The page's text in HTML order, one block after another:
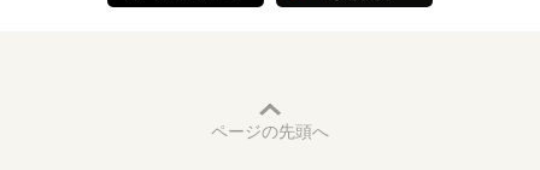
ページの先頭へ